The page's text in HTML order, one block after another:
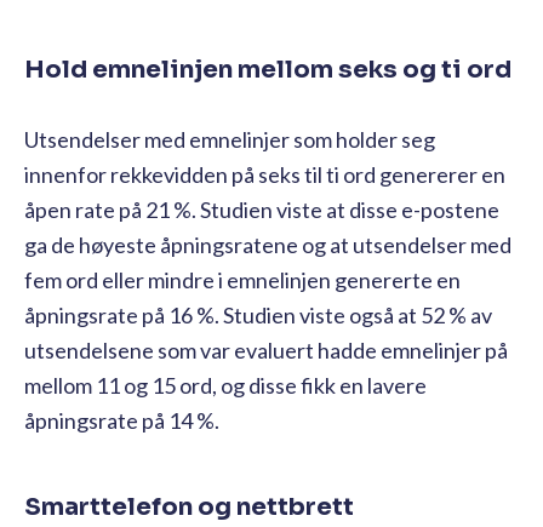
Hold emnelinjen mellom seks og ti ord
Utsendelser med emnelinjer som holder seg
innenfor rekkevidden på seks til ti ord genererer en
åpen rate på 21 %. Studien viste at disse e-postene
ga de høyeste åpningsratene og at utsendelser med
fem ord eller mindre i emnelinjen genererte en
åpningsrate på 16 %. Studien viste også at 52 % av
utsendelsene som var evaluert hadde emnelinjer på
mellom 11 og 15 ord, og disse fikk en lavere
åpningsrate på 14 %.
Smarttelefon og nettbrett